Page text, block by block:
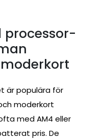
processor-
är populära för
moderkort
med AM4 eller
pris. De